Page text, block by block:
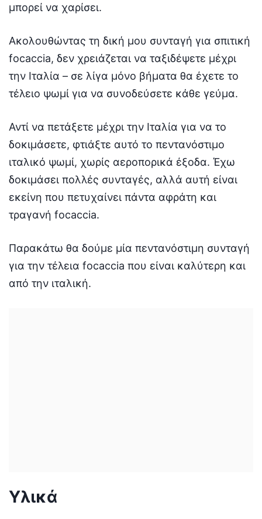
μπορεί να χαρίσει.
Ακολουθώντας τη δική μου συνταγή για σπιτική
focaccia, δεν χρειάζεται να ταξιδέψετε μέχρι
την Ιταλία – σε λίγα μόνο βήματα θα έχετε το
τέλειο ψωμί για να συνοδεύσετε κάθε γεύμα.
Αντί να πετάξετε μέχρι την Ιταλία για να το
δοκιμάσετε, φτιάξτε αυτό το πεντανόστιμο
ιταλικό ψωμί, χωρίς αεροπορικά έξοδα. Έχω
δοκιμάσει πολλές συνταγές, αλλά αυτή είναι
εκείνη που πετυχαίνει πάντα αφράτη και
τραγανή focaccia.
Παρακάτω θα δούμε μία πεντανόστιμη συνταγή
για την τέλεια focaccia που είναι καλύτερη και
από την ιταλική.
Υλικά